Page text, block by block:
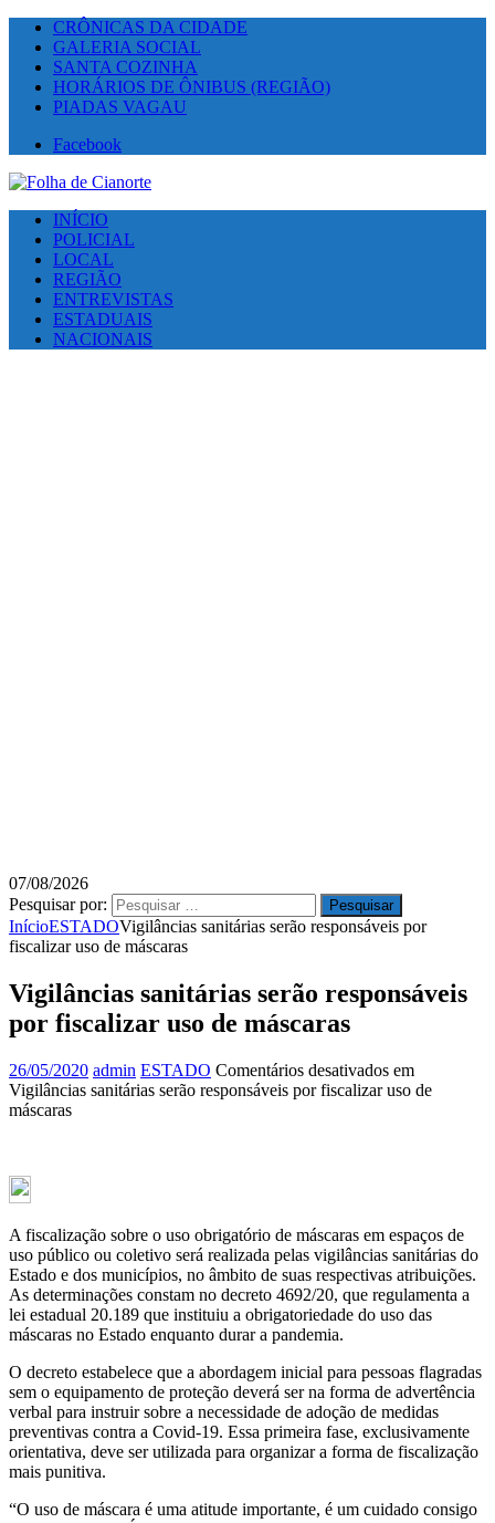
CRÔNICAS DA CIDADE
GALERIA SOCIAL
SANTA COZINHA
HORÁRIOS DE ÔNIBUS (REGIÃO)
PIADAS VAGAU
Facebook
INÍCIO
POLICIAL
LOCAL
REGIÃO
ENTREVISTAS
ESTADUAIS
NACIONAIS
07/08/2026
Pesquisar por:
InícioESTADOVigilâncias sanitárias serão responsáveis por
fiscalizar uso de máscaras
Vigilâncias sanitárias serão responsáveis
por fiscalizar uso de máscaras
26/05/2020 admin ESTADO Comentários desativados em
Vigilâncias sanitárias serão responsáveis por fiscalizar uso de
máscaras
A fiscalização sobre o uso obrigatório de máscaras em espaços de
uso público ou coletivo será realizada pelas vigilâncias sanitárias do
Estado e dos municípios, no âmbito de suas respectivas atribuições.
As determinações constam no decreto 4692/20, que regulamenta a
lei estadual 20.189 que instituiu a obrigatoriedade do uso das
máscaras no Estado enquanto durar a pandemia.
O decreto estabelece que a abordagem inicial para pessoas flagradas
sem o equipamento de proteção deverá ser na forma de advertência
verbal para instruir sobre a necessidade de adoção de medidas
preventivas contra a Covid-19. Essa primeira fase, exclusivamente
orientativa, deve ser utilizada para organizar a forma de fiscalização
mais punitiva.
“O uso de máscara é uma atitude importante, é um cuidado consigo